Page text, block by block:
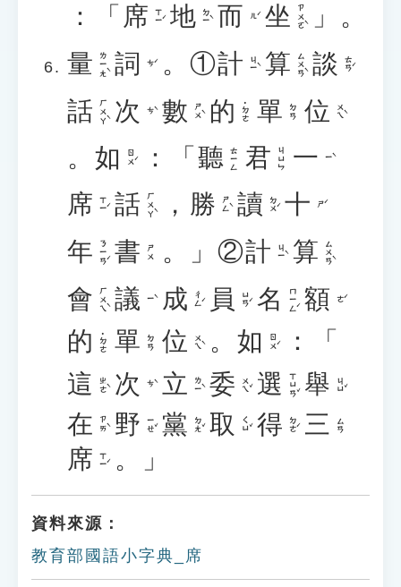
：「 席 ㄒㄧˊ 地 ㄉㄧˋ 而 ㄦˊ 坐 ㄗㄨㄛˋ
」。
量 ㄌㄧㄤˋ 詞 ㄘˊ 。①計 ㄐㄧˋ 算 ㄙㄨㄢˋ 談 ㄊㄢˊ
話 ㄏㄨㄚˋ 次 ㄘˋ 數 ㄕㄨˋ 的 ˙ㄉㄜ 單 ㄉㄢ 位 ㄨㄟˋ
。 如 ㄖㄨˊ ：「 聽 ㄊㄧㄥ 君 ㄐㄩㄣ 一 ㄧˋ
席 ㄒㄧˊ 話 ㄏㄨㄚˋ ， 勝 ㄕㄥˋ 讀 ㄉㄨˊ 十 ㄕˊ
年 ㄋㄧㄢˊ 書 ㄕㄨ 。」②計 ㄐㄧˋ 算 ㄙㄨㄢˋ
會 ㄏㄨㄟˋ 議 ㄧˋ 成 ㄔㄥˊ 員 ㄩㄢˊ 名 ㄇㄧㄥˊ 額 ㄜˊ
的 ˙ㄉㄜ 單 ㄉㄢ 位 ㄨㄟˋ 。 如 ㄖㄨˊ
：「
這 ㄓㄜˋ 次 ㄘˋ 立 ㄌㄧˋ 委 ㄨㄟˇ 選 ㄒㄩㄢˇ 舉 ㄐㄩˇ
在 ㄗㄞˋ 野 ㄧㄝˇ 黨 ㄉㄤˇ 取 ㄑㄩˇ 得 ㄉㄜˊ 三 ㄙㄢ
席 ㄒㄧˊ 。」
資料來源：
教育部國語小字典_席